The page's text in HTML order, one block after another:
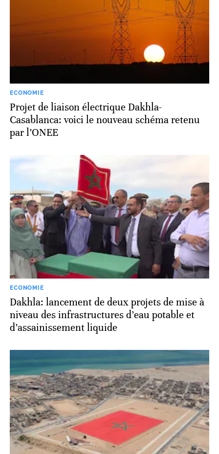
ECONOMIE
Projet de liaison électrique Dakhla-
Casablanca: voici le nouveau schéma retenu
par l’ONEE
ECONOMIE
Dakhla: lancement de deux projets de mise à
niveau des infrastructures d’eau potable et
d’assainissement liquide